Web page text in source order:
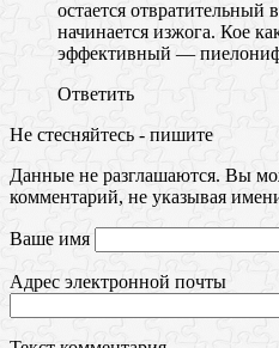
остается отвратительный
начинается изжога. Кое
эффективный —
Ответить
Не стесняйтесь - пишите
Данные не разглашаются. Вы
комментарий, не указывая
Ваше имя
Адрес электронной почты